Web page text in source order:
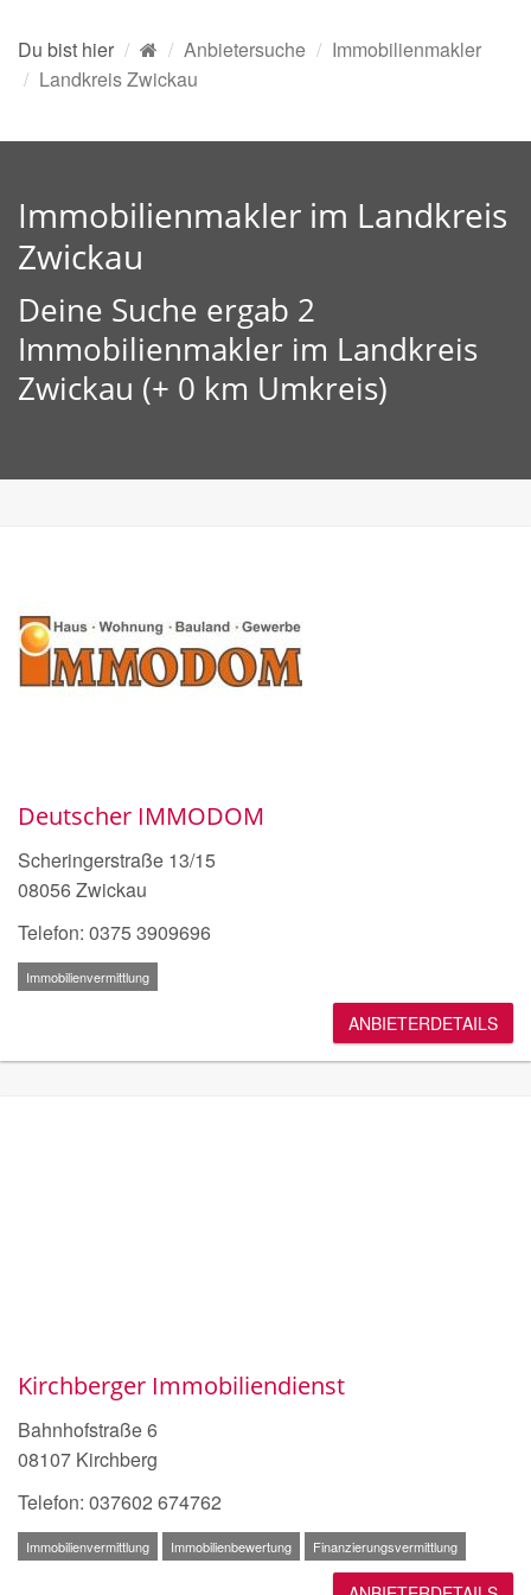
Du bist hier Anbietersuche
Immobilienmakler
Landkreis Zwickau
Immobilienmakler im Landkreis
Zwickau
Deine Suche ergab 2
Immobilienmakler im Landkreis
Zwickau (+ 0 km Umkreis)
Deutscher IMMODOM
Scheringerstraße 13/15
08056 Zwickau
Telefon: 0375 3909696
Immobilienvermittlung
ANBIETERDETAILS
Kirchberger Immobiliendienst
Bahnhofstraße 6
08107 Kirchberg
Telefon: 037602 674762
Immobilienvermittlung Immobilienbewertung Finanzierungsvermittlung